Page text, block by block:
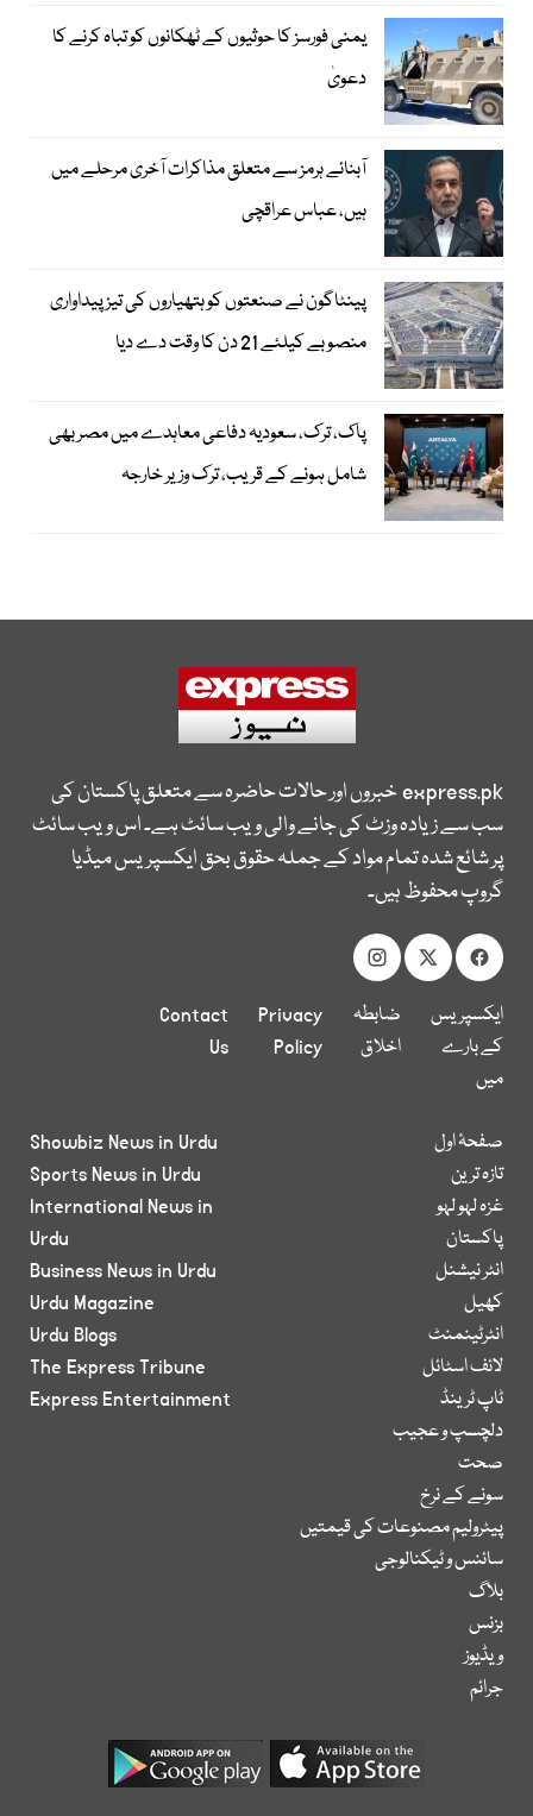
یمنی فورسز کا حوثیوں کے ٹھکانوں کو تباہ کرنے کا
دعویٰ
آبنائے ہرمز سے متعلق مذاکرات آخری مرحلے میں
ہیں، عباس عراقچی
پینٹاگون نے صنعتوں کو ہتھیاروں کی تیز پیداواری
منصوبے کیلئے 21 دن کا وقت دے دیا
پاک، ترک، سعودیہ دفاعی معاہدے میں مصر بھی
شامل ہونے کے قریب، ترک وزیر خارجہ
express.pkخبروں اور حالات حاضرہ سے متعلق پاکستان کی
سب سے زیادہ وزٹ کی جانے والی ویب سائٹ ہے۔ اس ویب سائٹ
پر شائع شدہ تمام مواد کے جملہ حقوق بحق ایکسپریس میڈیا
گروپ محفوظ ہیں۔
ایکسپریس
کے بارے
میں
ضابطہ
اخلاق
Privacy
Policy
Contact
Us
صفحۂ اول
تازہ ترین
غزہ لہو لہو
پاکستان
انٹر نیشنل
کھیل
انٹرٹینمنٹ
لائف اسٹائل
ٹاپ ٹرینڈ
دلچسپ و عجیب
صحت
سونے کے نرخ
پیٹرولیم مصنوعات کی قیمتیں
سائنس و ٹیکنالوجی
بلاگ
بزنس
ویڈیوز
جرائم
Showbiz News in Urdu
Sports News in Urdu
International News in
Urdu
Business News in Urdu
Urdu Magazine
Urdu Blogs
The Express Tribune
Express Entertainment